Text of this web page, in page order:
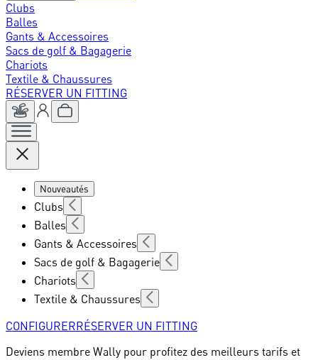
Clubs
Balles
Gants & Accessoires
Sacs de golf & Bagagerie
Chariots
Textile & Chaussures
RÉSERVER UN FITTING
Nouveautés
Clubs
Balles
Gants & Accessoires
Sacs de golf & Bagagerie
Chariots
Textile & Chaussures
CONFIGURERRÉSERVER UN FITTING
Deviens membre Wally pour profitez des meilleurs tarifs et